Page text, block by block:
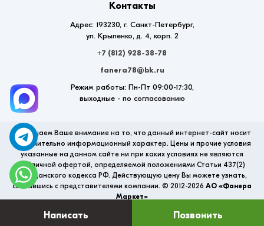
Контакты
Адрес: 193230, г. Санкт-Петербург,
ул. Крыленко, д. 4, корп. 2
+7 (812) 928-38-78
fanera78@bk.ru
Режим работы: Пн-Пт 09:00-17:30,
выходные - по согласованию
Обращаем Ваше внимание на то, что данный интернет-сайт носит
исключительно информационный характер. Цены и прочие условия
указанные на данном сайте ни при каких условиях не являются
публичной офертой, определяемой положениями Статьи 437(2)
Гражданского кодекса РФ. Действующую цену Вы можете узнать,
связавшись с представителями компании. © 2012-2026 АО «Фанера
Маркет»
Написать Позвонить